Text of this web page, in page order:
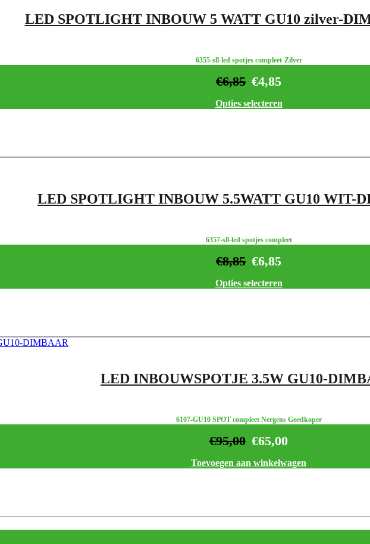
LED SPOTLIGHT INBOUW 5 WATT GU10 zilver-
6355-sll-led spotjes compleet-Zilver
€4,85
€6,85
Opties selecteren
LED SPOTLIGHT INBOUW 5.5WATT GU10 WIT-
6357-sll-led spotjes compleet
€6,85
€8,85
Opties selecteren
LED INBOUWSPOTJE 3.5W GU10-
6107-GU10 SPOT compleet Nergens Goedkoper
€65,00
€95,00
Toevoegen aan winkelwagen